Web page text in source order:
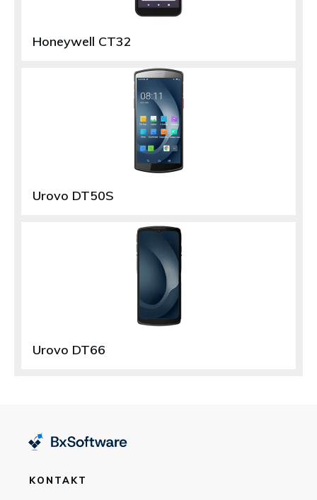
Honeywell CT32
Urovo DT50S
Urovo DT66
KONTAKT